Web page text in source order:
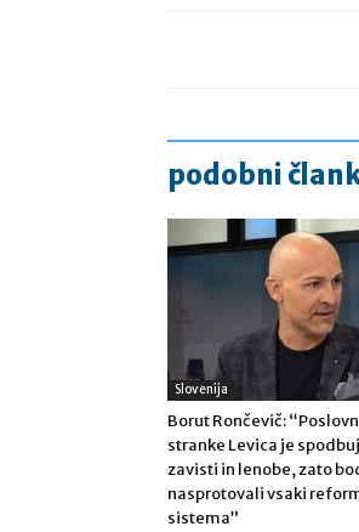
podobni
Slovenija
Borut Rončevič:
stranke Levica je
zavisti in lenobe, zato
nasprotovali vsaki
sistema”